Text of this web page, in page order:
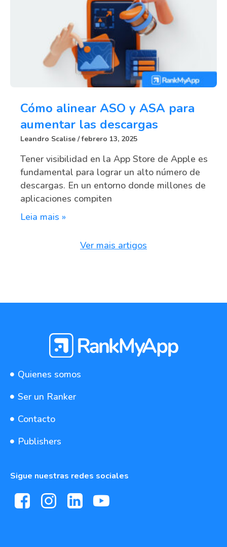
Cómo alinear ASO y ASA para
aumentar las descargas
Leandro Scalise febrero 13, 2025
Tener visibilidad en la App Store de Apple es
fundamental para lograr un alto número de
descargas. En un entorno donde millones de
aplicaciones compiten
Leia mais »
Ver mais artigos
Quienes somos
Ser un Ranker
Contacto
Publishers
Sigue nuestras redes sociales